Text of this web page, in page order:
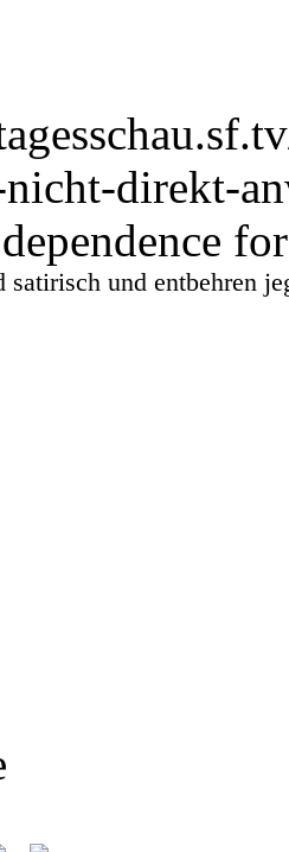
direkt-
satirisch und entbehren